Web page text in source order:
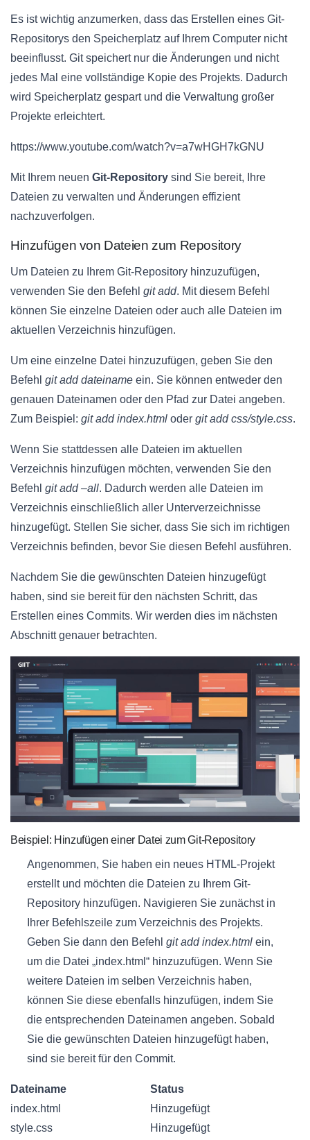
Es ist wichtig anzumerken, dass das Erstellen eines Git-
Repositorys den Speicherplatz auf Ihrem Computer nicht
beeinflusst. Git speichert nur die Änderungen und nicht
jedes Mal eine vollständige Kopie des Projekts. Dadurch
wird Speicherplatz gespart und die Verwaltung großer
Projekte erleichtert.
https://www.youtube.com/watch?v=a7wHGH7kGNU
Mit Ihrem neuen Git-Repository sind Sie bereit, Ihre
Dateien zu verwalten und Änderungen effizient
nachzuverfolgen.
Hinzufügen von Dateien zum Repository
Um Dateien zu Ihrem Git-Repository hinzuzufügen,
verwenden Sie den Befehl git add. Mit diesem Befehl
können Sie einzelne Dateien oder auch alle Dateien im
aktuellen Verzeichnis hinzufügen.
Um eine einzelne Datei hinzuzufügen, geben Sie den
Befehl git add dateiname ein. Sie können entweder den
genauen Dateinamen oder den Pfad zur Datei angeben.
Zum Beispiel: git add index.html oder git add css/style.css.
Wenn Sie stattdessen alle Dateien im aktuellen
Verzeichnis hinzufügen möchten, verwenden Sie den
Befehl git add –all. Dadurch werden alle Dateien im
Verzeichnis einschließlich aller Unterverzeichnisse
hinzugefügt. Stellen Sie sicher, dass Sie sich im richtigen
Verzeichnis befinden, bevor Sie diesen Befehl ausführen.
Nachdem Sie die gewünschten Dateien hinzugefügt
haben, sind sie bereit für den nächsten Schritt, das
Erstellen eines Commits. Wir werden dies im nächsten
Abschnitt genauer betrachten.
Beispiel: Hinzufügen einer Datei zum Git-Repository
Angenommen, Sie haben ein neues HTML-Projekt
erstellt und möchten die Dateien zu Ihrem Git-
Repository hinzufügen. Navigieren Sie zunächst in
Ihrer Befehlszeile zum Verzeichnis des Projekts.
Geben Sie dann den Befehl git add index.html ein,
um die Datei „index.html“ hinzuzufügen. Wenn Sie
weitere Dateien im selben Verzeichnis haben,
können Sie diese ebenfalls hinzufügen, indem Sie
die entsprechenden Dateinamen angeben. Sobald
Sie die gewünschten Dateien hinzugefügt haben,
sind sie bereit für den Commit.
Dateiname
Status
index.html
Hinzugefügt
style.css
Hinzugefügt